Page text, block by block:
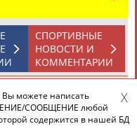
медали
Хаджимурат
на том же
)
в школах городов —
СПОРТИВНЫЕ
НОВОСТИ И
КОММЕНТАРИИ
/ ПОЗДРАВЛЕНИЕ /
можете написать
СООБЩЕНИЕ любой
содержится в нашей БД